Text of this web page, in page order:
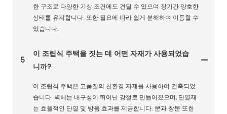
한 구조로 다양한 기상 조건에도 견딜 수 있으며 장기간 양호한
상태를 유지합니다. 또한 필요에 따라 쉽게 분해하여 이동할 수
있습니다.
5
이 조립식 주택을 짓는 데 어떤 자재가 사용되었습
니까?
이 조립식 주택은 고품질의 친환경 자재를 사용하여 건축되었
습니다. 벽체는 내구성이 뛰어난 강철로 만들어졌으며, 단열재
는 효율적인 단열 및 방음 효과를 제공합니다. 문과 창문 또한